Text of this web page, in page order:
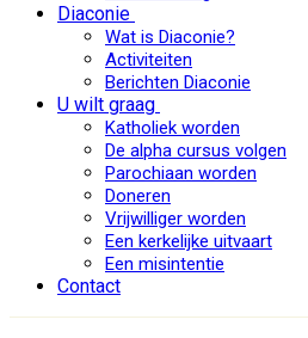
Diaconie
Wat is Diaconie?
Activiteiten
Berichten Diaconie
U wilt graag
Katholiek worden
De alpha cursus volgen
Parochiaan worden
Doneren
Vrijwilliger worden
Een kerkelijke uitvaart
Een misintentie
Contact